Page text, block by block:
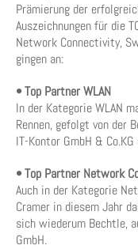
Prämierung der
Auszeichnungen für die
Network Connectivity,
gingen an:
• Top Partner WLAN
In der Kategorie WLAN
Rennen, gefolgt von der
IT-Kontor GmbH &
• Top Partner Network
Auch in der Kategorie
Cramer in diesem Jahr
sich wiederum Bechtle,
GmbH.